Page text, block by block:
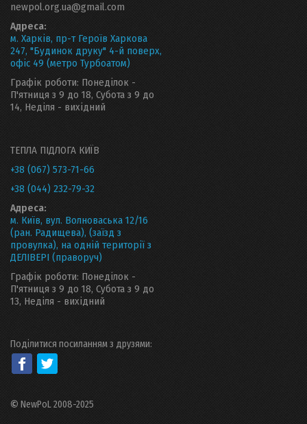
newpol.org.ua@gmail.com
Адреса:
м. Харків, пр-т Героїв Харкова
247, "Будинок друку" 4-й поверх,
офіс 49 (метро Турбоатом)
Графік роботи: Понеділок -
П'ятниця з 9 до 18, Субота з 9 до
14, Неділя - вихідний
ТЕПЛА ПІДЛОГА КИЇВ
+38 (067) 573-71-66
+38 (044) 232-79-32
Адреса:
м. Київ, вул. Волноваська 12/16
(ран. Радищева), (заїзд з
провулка), на одній території з
ДЕЛІВЕРІ (праворуч)
Графік роботи: Понеділок -
П'ятниця з 9 до 18, Субота з 9 до
13, Неділя - вихідний
Поділитися посиланням з друзями:
© NewPoL 2008-2025